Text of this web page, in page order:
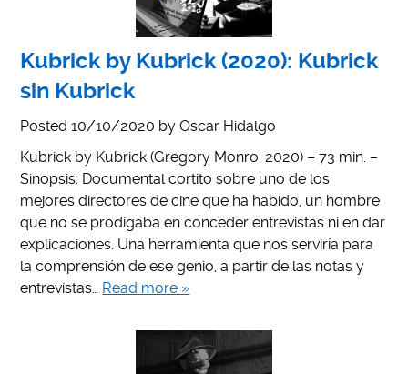
Kubrick by Kubrick (2020): Kubrick
sin Kubrick
Posted10/10/2020 byOscar Hidalgo
Kubrick by Kubrick (Gregory Monro, 2020) – 73 min. –
Sinopsis: Documental cortito sobre uno de los
mejores directores de cine que ha habido, un hombre
que no se prodigaba en conceder entrevistas ni en dar
explicaciones. Una herramienta que nos serviría para
la comprensión de ese genio, a partir de las notas y
entrevistas… Read more »